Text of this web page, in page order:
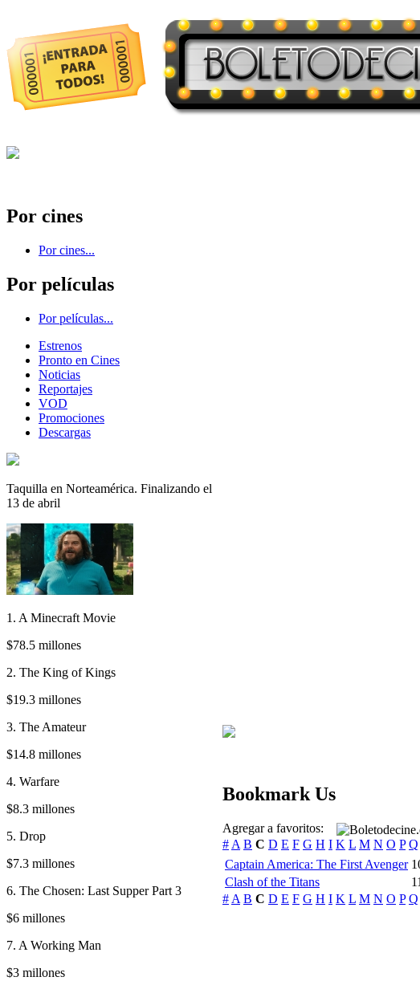
Por cines
Por cines...
Por películas
Por películas...
Estrenos
Pronto en Cines
Noticias
Reportajes
VOD
Promociones
Descargas
Taquilla en Norteamérica. Finalizando el
13 de abril
1. A Minecraft Movie
$78.5 millones
2. The King of Kings
$19.3 millones
3. The Amateur
$14.8 millones
4. Warfare
$8.3 millones
5. Drop
$7.3 millones
6. The Chosen: Last Supper Part 3
$6 millones
7. A Working Man
$3 millones
Bookmark Us
Agregar a favoritos:
# A B C D E F G H I K L M N O P Q
Captain America: The First Avenger
Clash of the Titans
11
# A B C D E F G H I K L M N O P Q